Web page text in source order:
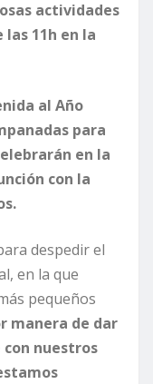
actividades
11h en la
al Año
para
en la
con la
despedir el
en la que
pequeños
manera de dar
con nuestros